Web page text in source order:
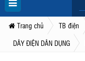
Trang chủ TB điện
DÂY ĐIỆN DÂN DỤNG